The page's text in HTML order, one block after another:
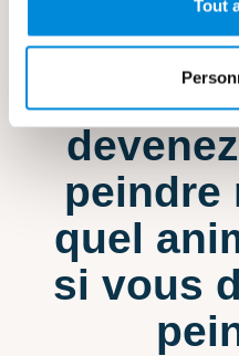
Tout
peindre
quel
si vous